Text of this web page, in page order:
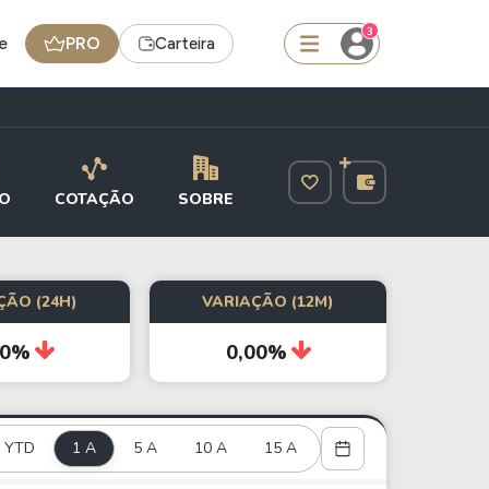
PRO Carteira
3
Dividendos
- BNB
Radar do Dividendo Inteligente
Carteiras Recomendadas
COTAÇÃO SOBRE
(24H) VARIAÇÃO (12M)
0,00%
YTD 1 A 5 A 10 A 15 A